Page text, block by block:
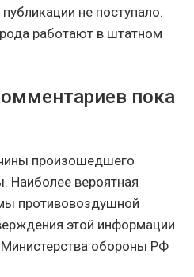
не поступало.
работают в штатном
пока
произошедшего
Наиболее вероятная
противовоздушной
этой информации
Министерства обороны РФ